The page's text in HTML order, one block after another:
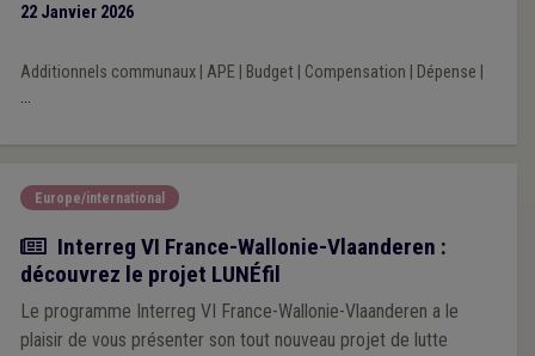
22 Janvier 2026
Additionnels communaux| APE Budget| Compensation Dépense
...
Europe/international
Actualité
Interreg VI France-Wallonie-Vlaanderen :
découvrez le projet LUNÉfil
Le programme Interreg VI France-Wallonie-Vlaanderen a le
plaisir de vous présenter son tout nouveau projet de lutte